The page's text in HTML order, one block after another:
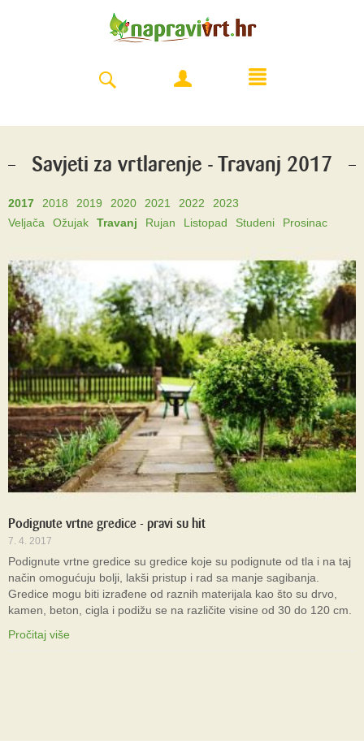
Savjeti za vrtlarenje - Travanj 2017
2017 2018 2019 2020 2021 2022
2023
Veljača
Ožujak Travanj Rujan Listopad Studeni Prosinac
Podignute vrtne gredice - pravi su hit
7. 4. 2017
Podignute vrtne gredice su gredice koje su podignute od tla i na taj
način omogućuju bolji, lakši pristup i rad sa manje sagibanja.
Gredice mogu biti izrađene od raznih materijala kao što su drvo,
kamen, beton, cigla i podižu se na različite visine od 30 do 120 cm.
Pročitaj više